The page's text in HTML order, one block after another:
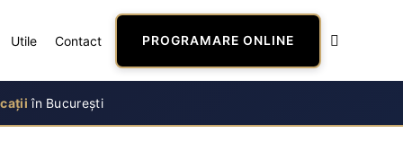
Utile Contact PROGRAMARE ONLINE
în București